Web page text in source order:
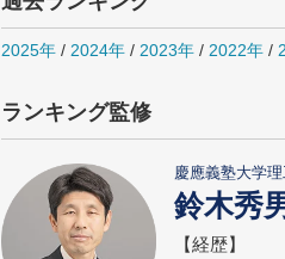
2025年 / 2024年 / 2023年 / 2022年 /
ランキング監修
慶應義塾大学
鈴木秀
【経歴】